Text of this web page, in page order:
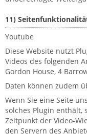
11)
Youtube
Diese Website nutzt
Videos des folgenden
Gordon House, 4
Daten können zudem
Wenn Sie eine Seite
solches Plugin enthält,
Zeitpunkt der Video-
den Servern des